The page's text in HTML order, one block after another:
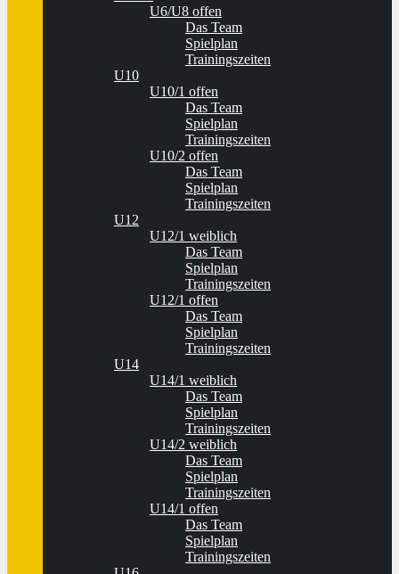
U6/U8 offen
Das Team
Spielplan
Trainingszeiten
U10
U10/1 offen
Das Team
Spielplan
Trainingszeiten
U10/2 offen
Das Team
Spielplan
Trainingszeiten
U12
U12/1 weiblich
Das Team
Spielplan
Trainingszeiten
U12/1 offen
Das Team
Spielplan
Trainingszeiten
U14
U14/1 weiblich
Das Team
Spielplan
Trainingszeiten
U14/2 weiblich
Das Team
Spielplan
Trainingszeiten
U14/1 offen
Das Team
Spielplan
Trainingszeiten